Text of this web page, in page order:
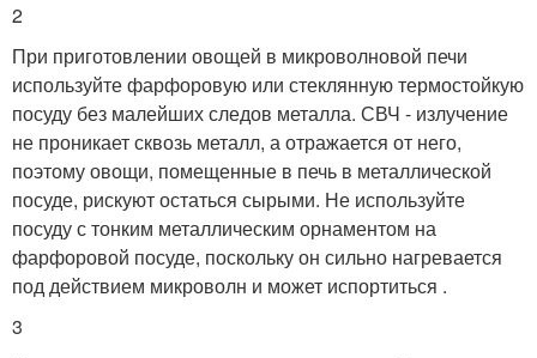
2
При приготовлении овощей в микроволновой печи
используйте фарфоровую или стеклянную термостойкую
посуду без малейших следов металла. СВЧ - излучение
не проникает сквозь металл, а отражается от него,
поэтому овощи, помещенные в печь в металлической
посуде, рискуют остаться сырыми. Не используйте
посуду с тонким металлическим орнаментом на
фарфоровой посуде, поскольку он сильно нагревается
под действием микроволн и может испортиться .
3